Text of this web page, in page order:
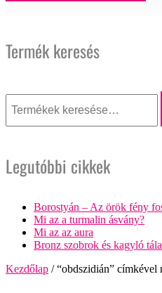
Kezdőlap / “obdszidián” címkével
Termék keresés
következőre:
Legutóbbi cikkek
Borostyán – Az örök fény
Mi az a turmalin ásvány?
Mi az az aura
Bronz szobrok és kagyló